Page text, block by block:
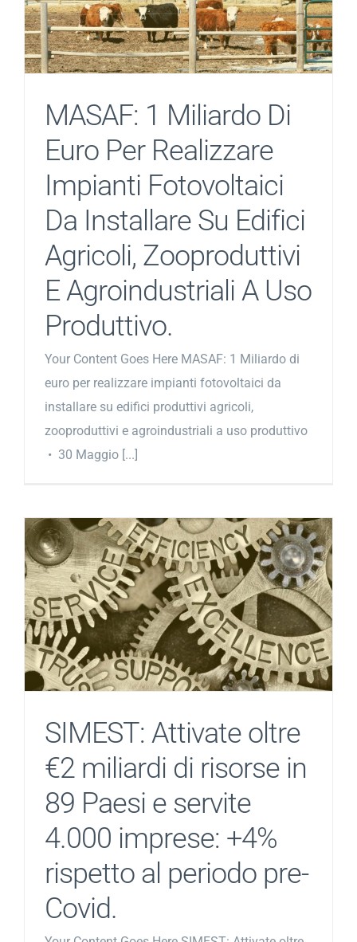
MASAF: 1 Miliardo Di
Euro Per Realizzare
Impianti Fotovoltaici
Da Installare Su Edifici
Agricoli, Zooproduttivi
E Agroindustriali A Uso
Produttivo.
Your Content Goes Here MASAF: 1 Miliardo di
euro per realizzare impianti fotovoltaici da
installare su edifici produttivi agricoli,
zooproduttivi e agroindustriali a uso produttivo
• 30 Maggio [...]
SIMEST: Attivate oltre
€2 miliardi di risorse in
89 Paesi e servite
4.000 imprese: +4%
rispetto al periodo pre-
Covid.